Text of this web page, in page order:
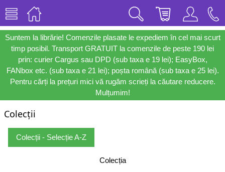
Suntem la librărie! Comenzile plasate le expediem în cel mai scurt
timp posibil. Transport GRATUIT la comenzile de peste 190 lei
prin: curier Cargus sau DPD (sub taxa e 19 lei); EasyBox,
FANbox etc. (sub taxa e 21 lei); poșta română (sub taxa e 25 lei).
Pentru cărți la prețuri mici vă rugăm scrieți la căutare reducere.
Mulțumim!
Colecții
Colecții - Selecție A-Z
Colecția